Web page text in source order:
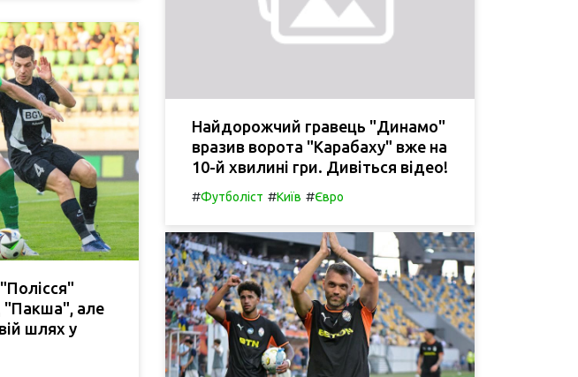
"Пакша", але
шлях у
Найдорожчий гравець "Динамо"
вразив ворота "Карабаху" вже на
10-й хвилині гри. Дивіться відео!
#Футболіст #Київ #Євро